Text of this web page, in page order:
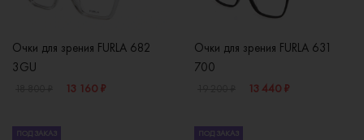
Очки для зрения FURLA 682
3GU
13 160 ₽
Очки для зрения FURLA 631
700
13 440 ₽
ПОД ЗАКАЗ ПОД ЗАКАЗ